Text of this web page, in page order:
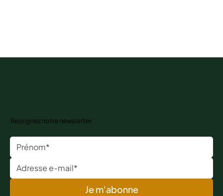
Rejoignez notre newsletter
Je m'abonne